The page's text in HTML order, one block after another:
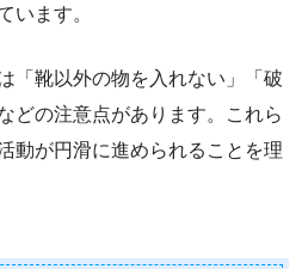
います。
「靴以外の物を入れない」「破
どの注意点があります。これら
動が円滑に進められることを理